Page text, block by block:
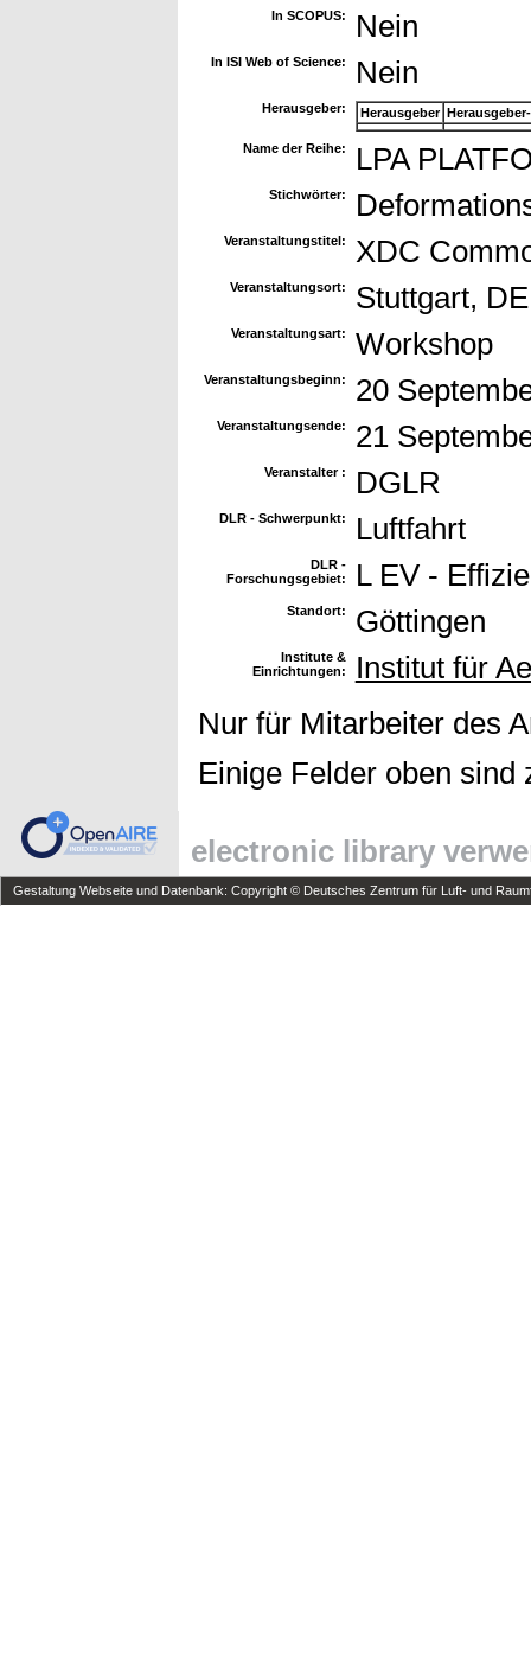
In SCOPUS: Nein
In ISI Web of Science: Nein
Herausgeber: Herausgeber
Name der Reihe: LPA
Stichwörter:
Veranstaltungstitel: XDC
Veranstaltungsort: Stuttgart, DE
Veranstaltungsart: Workshop
Veranstaltungsbeginn: 20
Veranstaltungsende: 21
Veranstalter : DGLR
DLR - Schwerpunkt: Luftfahrt
DLR -
Forschungsgebiet:
L EV -
Standort: Göttingen
Institute &
Einrichtungen:
Institut für
Nur für Mitarbeiter des
Einige Felder oben
electronic library
Gestaltung Webseite und Datenbank: Copyright © Deutsches Zentrum für Luft- und